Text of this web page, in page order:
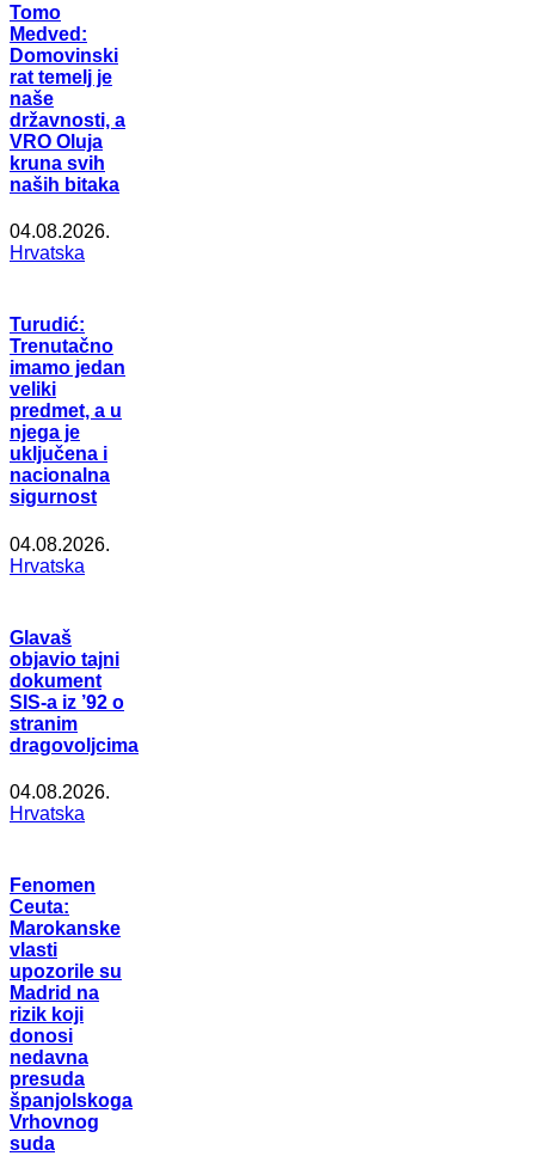
Tomo
Medved:
Domovinski
rat temelj je
naše
državnosti, a
VRO Oluja
kruna svih
naših bitaka
04.08.2026.
Hrvatska
Turudić:
Trenutačno
imamo jedan
veliki
predmet, a u
njega je
uključena i
nacionalna
sigurnost
04.08.2026.
Hrvatska
Glavaš
objavio tajni
dokument
SIS-a iz ’92 o
stranim
dragovoljcima
04.08.2026.
Hrvatska
Fenomen
Ceuta:
Marokanske
vlasti
upozorile su
Madrid na
rizik koji
donosi
nedavna
presuda
španjolskoga
Vrhovnog
suda